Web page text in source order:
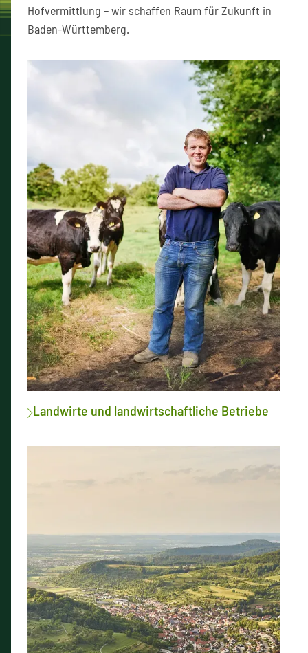
Hofvermittlung – wir schaffen Raum für Zukunft in
Baden-Württemberg.
Landwirte und landwirtschaftliche Betriebe